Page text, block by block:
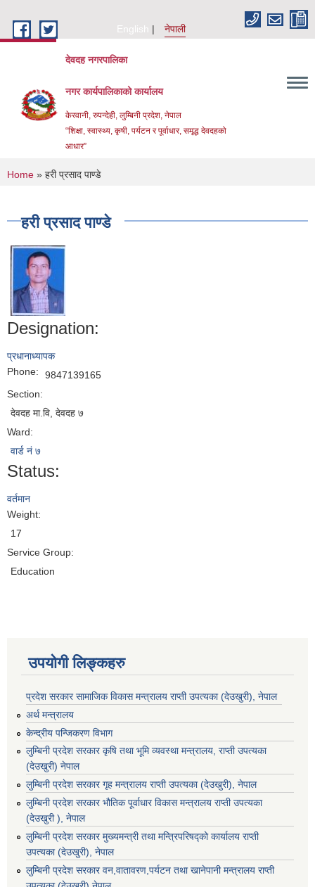
English
नेपाली
देवदह नगरपालिका
नगर कार्यपालिकाको कार्यालय
केरवानी, रुपन्देही, लुम्बिनी प्रदेश, नेपाल
“शिक्षा, स्वास्थ्य, कृषी, पर्यटन र पूर्वाधार, समृद्ध देवदहको
आधार”
You are here
Home » हरी प्रसाद पाण्डे
हरी प्रसाद पाण्डे
Designation:
प्रधानाध्यापक
Phone:
9847139165
Section:
देवदह मा.वि, देवदह ७
Ward:
वार्ड नं ७
Status:
वर्तमान
Weight:
17
Service Group:
Education
उपयोगी लिङ्कहरु
प्रदेश सरकार सामाजिक विकास मन्‍‍त्रालय राप्ती उपत्यका (देउखुरी), नेपाल
अर्थ मन्त्रालय
केन्द्रीय पन्जिकरण विभाग
लुम्बिनी प्रदेश सरकार कृषि तथा भूमि व्यवस्था मन्त्रालय, राप्ती उपत्यका
(देउखुरी) नेपाल
लुम्बिनी प्रदेश सरकार गृह मन्त्रालय राप्ती उपत्यका (देउखुरी), नेपाल
लुम्बिनी प्रदेश सरकार भौतिक पूर्वाधार विकास मन्त्रालय राप्ती उपत्यका
(देउखुरी ), नेपाल
लुम्बिनी प्रदेश सरकार मुख्यमन्त्री तथा मन्त्रिपरिषद्को कार्यालय राप्ती
उपत्यका (देउखुरी), नेपाल
लुम्बिनी प्रदेश सरकार वन,वातावरण,पर्यटन तथा खानेपानी मन्त्रालय राप्ती